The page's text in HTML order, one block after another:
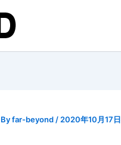
Byfar-beyond / 2020年10月17日